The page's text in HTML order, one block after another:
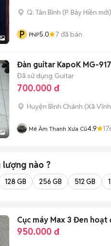
Q. Tân Bình (P. Bảy Hiền mới)
P PNP5.0 7 đã bán
Đàn guitar KapoK MG-
Đã sử dụng Guitar
700.000 đ
Huyện Bình Chánh (Xã
Mê Âm Thanh Xưa Cũ4.9
lượng nào ?
128 GB 256 GB 512 GB
Cục máy Max 3 Đen
950.000 đ